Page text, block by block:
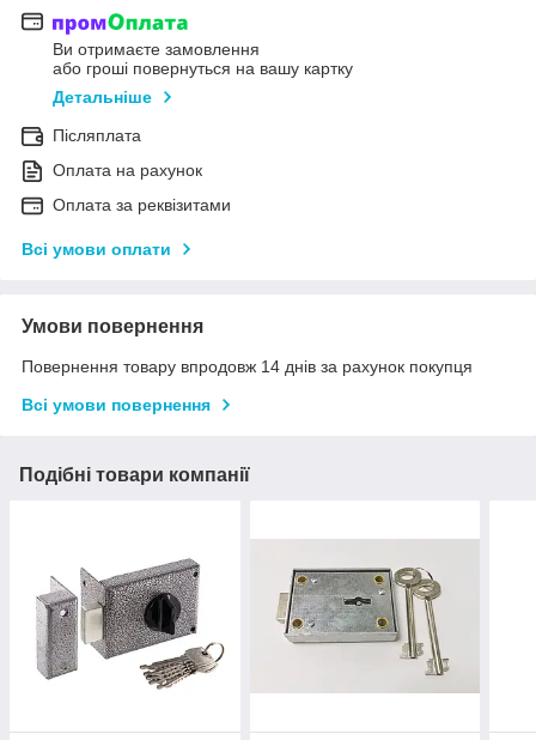
Ви отримаєте замовлення
або гроші повернуться на вашу картку
Детальніше
Післяплата
Оплата на рахунок
Оплата за реквізитами
Всі умови оплати
Умови повернення
Повернення товару впродовж 14 днів за рахунок покупця
Всі умови повернення
Подібні товари компанії